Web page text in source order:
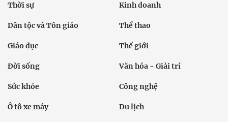
Thời sự Kinh doanh
Dân tộc và Tôn giáo Thể thao
Giáo dục Thế giới
Đời sống Văn hóa - Giải trí
Sức khỏe Công nghệ
Ô tô xe máy Du lịch